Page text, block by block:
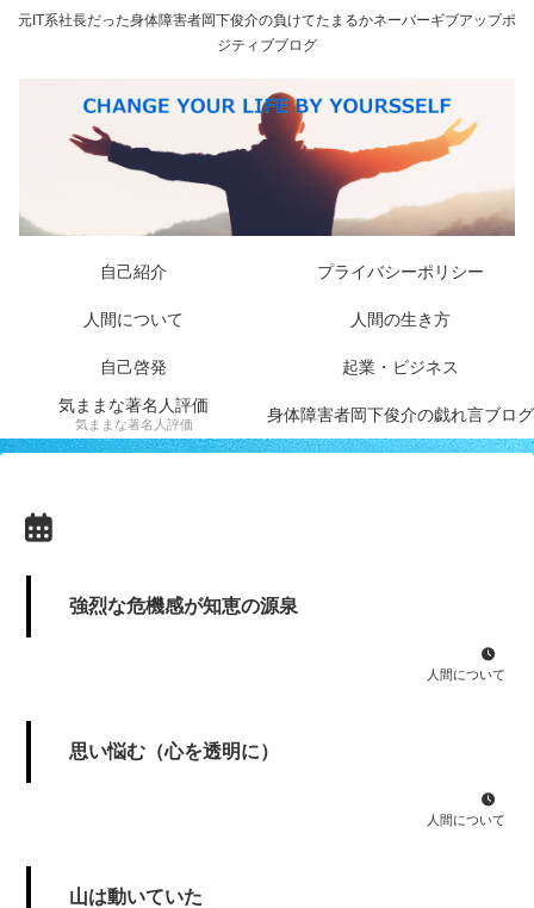
元IT系社長だった身体障害者岡下俊介の負けてたまるかネーバーギブアップポ
ジティブブログ
自己紹介 プライバシーポリシー
人間について 人間の生き方
自己啓発
起業・ビジネス
気ままな著名人評価
気ままな著名人評価 身体障害者岡下俊介の戯れ言ブログ
強烈な危機感が知恵の源泉
人間について
思い悩む（心を透明に）
人間について
山は動いていた